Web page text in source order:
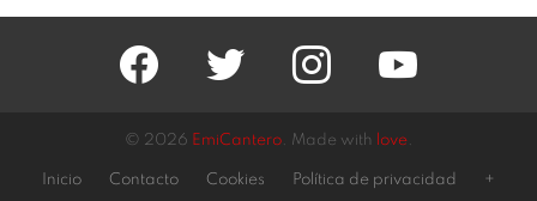
facebook twitter instagram youtube
© 2026 EmiCantero. Made with love.
Inicio Contacto Cookies Política de privacidad +